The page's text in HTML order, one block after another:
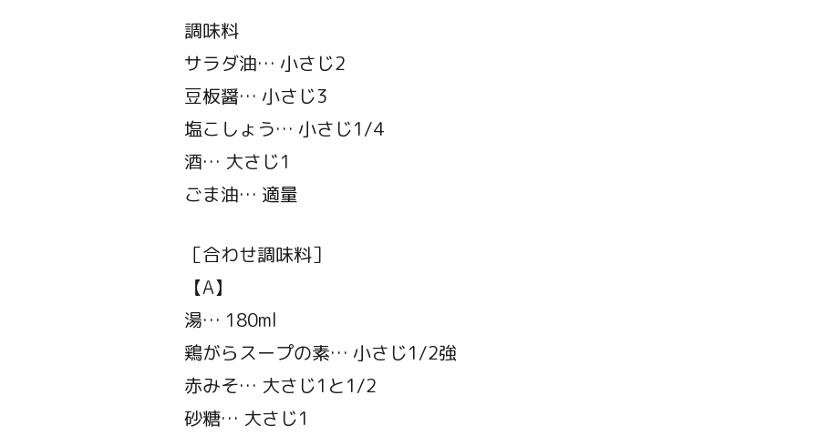
調味料
サラダ油… 小さじ2
豆板醤… 小さじ3
塩こしょう… 小さじ1/4
酒… 大さじ1
ごま油… 適量
［合わせ調味料］
【A】
湯… 180ml
鶏がらスープの素… 小さじ1/2強
赤みそ… 大さじ1と1/2
砂糖… 大さじ1